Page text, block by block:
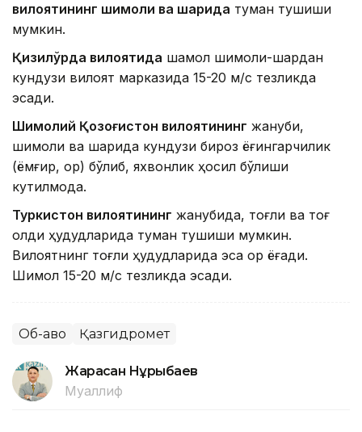
вилоятининг шимоли ва шарқида туман тушиши
мумкин.
Қизилўрда вилоятида шамол шимоли-шарқдан
кундузи вилоят марказида 15-20 м/с тезликда
эсади.
Шимолий Қозоғистон вилоятининг жануби,
шимоли ва шарқида кундузи бироз ёғингарчилик
(ёмғир, қор) бўлиб, яхвонлик ҳосил бўлиши
кутилмоқда.
Туркистон вилоятининг жанубида, тоғли ва тоғ
олди ҳудудларида туман тушиши мумкин.
Вилоятнинг тоғли ҳудудларида эса қор ёғади.
Шимол 15-20 м/с тезликда эсади.
Об-ҳаво Қазгидромет
Жарасқан Нұрыбаев
Муаллиф